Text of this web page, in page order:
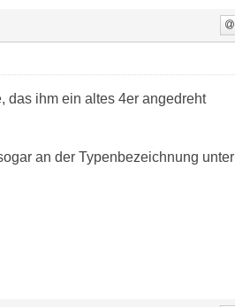
das ihm ein altes 4er angedreht
an der Typenbezeichnung unter